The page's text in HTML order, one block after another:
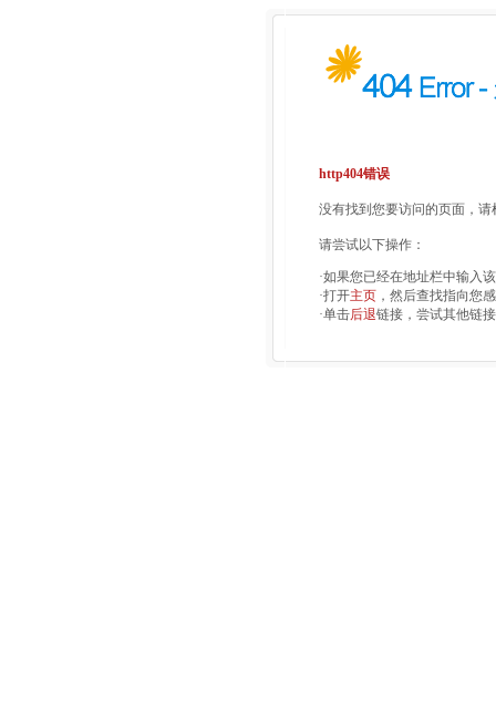
http404错误
没有找到您要访问的页面，
请尝试以下操作：
·如果您已经在地址栏中输入
·打开主页 ，然后查找指向您
·单击后退链接，尝试其他链